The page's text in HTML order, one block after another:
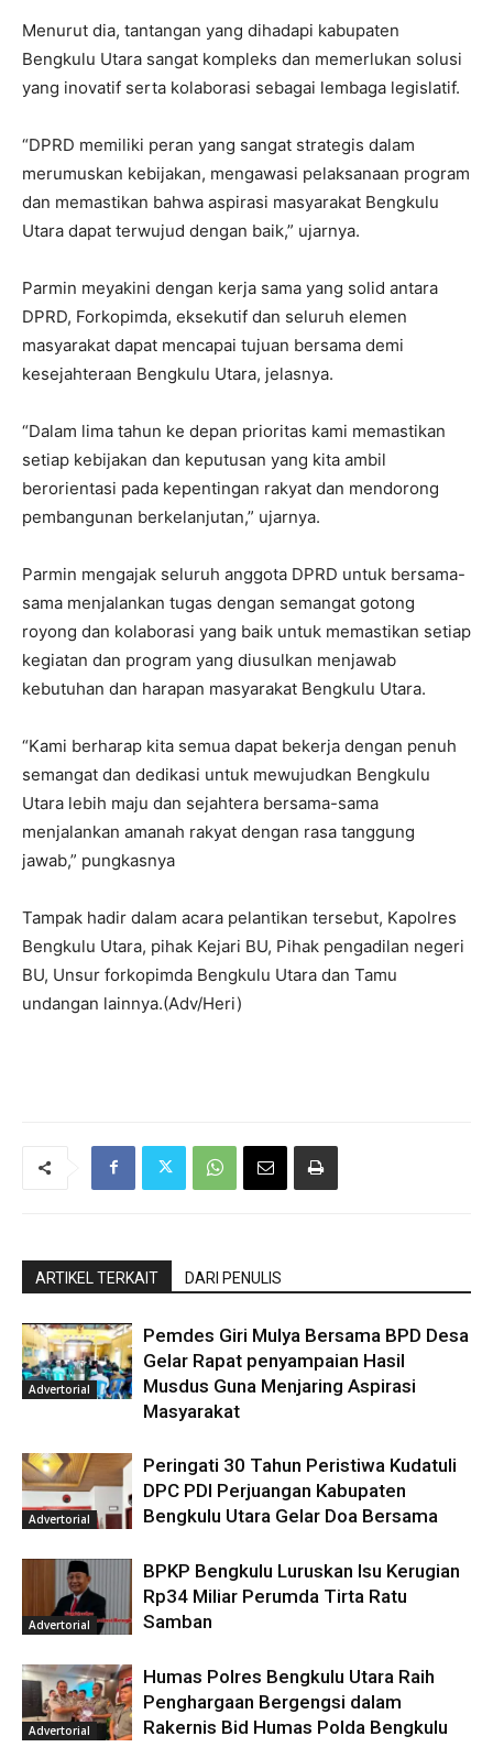
Menurut dia, tantangan yang dihadapi kabupaten
Bengkulu Utara sangat kompleks dan memerlukan solusi
yang inovatif serta kolaborasi sebagai lembaga legislatif.
“DPRD memiliki peran yang sangat strategis dalam
merumuskan kebijakan, mengawasi pelaksanaan program
dan memastikan bahwa aspirasi masyarakat Bengkulu
Utara dapat terwujud dengan baik,” ujarnya.
Parmin meyakini dengan kerja sama yang solid antara
DPRD, Forkopimda, eksekutif dan seluruh elemen
masyarakat dapat mencapai tujuan bersama demi
kesejahteraan Bengkulu Utara, jelasnya.
“Dalam lima tahun ke depan prioritas kami memastikan
setiap kebijakan dan keputusan yang kita ambil
berorientasi pada kepentingan rakyat dan mendorong
pembangunan berkelanjutan,” ujarnya.
Parmin mengajak seluruh anggota DPRD untuk bersama-
sama menjalankan tugas dengan semangat gotong
royong dan kolaborasi yang baik untuk memastikan setiap
kegiatan dan program yang diusulkan menjawab
kebutuhan dan harapan masyarakat Bengkulu Utara.
“Kami berharap kita semua dapat bekerja dengan penuh
semangat dan dedikasi untuk mewujudkan Bengkulu
Utara lebih maju dan sejahtera bersama-sama
menjalankan amanah rakyat dengan rasa tanggung
jawab,” pungkasnya
Tampak hadir dalam acara pelantikan tersebut, Kapolres
Bengkulu Utara, pihak Kejari BU, Pihak pengadilan negeri
BU, Unsur forkopimda Bengkulu Utara dan Tamu
undangan lainnya.(Adv/Heri)
ARTIKEL TERKAIT DARI PENULIS
Advertorial
Pemdes Giri Mulya Bersama BPD Desa
Gelar Rapat penyampaian Hasil
Musdus Guna Menjaring Aspirasi
Masyarakat
Advertorial
Peringati 30 Tahun Peristiwa Kudatuli
DPC PDI Perjuangan Kabupaten
Bengkulu Utara Gelar Doa Bersama
Advertorial
BPKP Bengkulu Luruskan Isu Kerugian
Rp34 Miliar Perumda Tirta Ratu
Samban
Advertorial
Humas Polres Bengkulu Utara Raih
Penghargaan Bergengsi dalam
Rakernis Bid Humas Polda Bengkulu